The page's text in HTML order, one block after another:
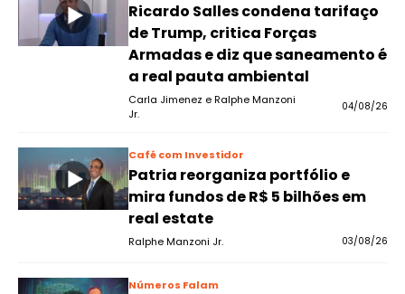
Ricardo Salles condena tarifaço
de Trump, critica Forças
Armadas e diz que saneamento é
a real pauta ambiental
Carla Jimenez e Ralphe Manzoni
Jr.
04/08/26
Café com Investidor
Patria reorganiza portfólio e
mira fundos de R$ 5 bilhões em
real estate
Ralphe Manzoni Jr. 03/08/26
Números Falam